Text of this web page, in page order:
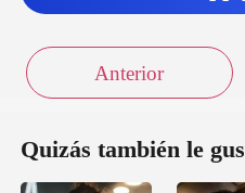
Anterior
Quizás también le